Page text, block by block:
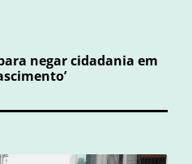
negar cidadania em